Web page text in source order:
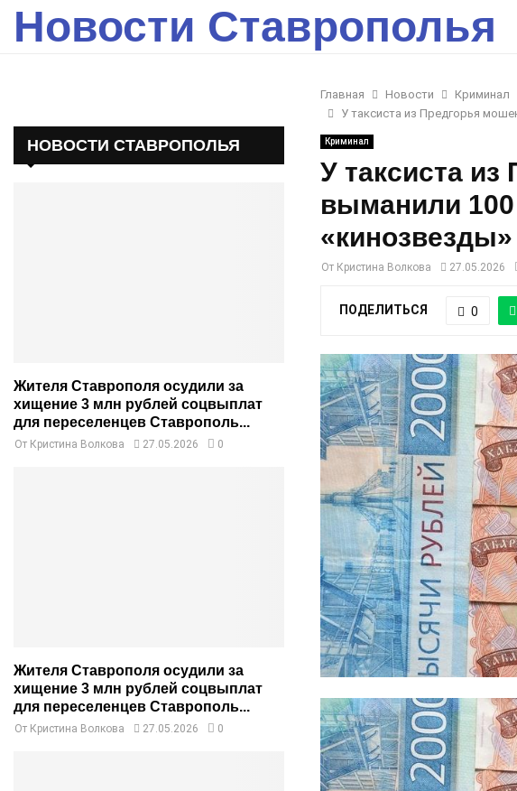
Новости Ставрополья
Главная Новости
Криминал
У таксиста из Предгорья
Криминал
У таксиста
выманили 100
«кинозвезды»
От Кристина Волкова 27.05.2026
ПОДЕЛИТЬСЯ 0
НОВОСТИ СТАВРОПОЛЬЯ
Жителя Ставрополя осудили за
хищение 3 млн рублей соцвыплат
для переселенцев Ставрополь...
От Кристина Волкова 27.05.2026 0
Жителя Ставрополя осудили за
хищение 3 млн рублей соцвыплат
для переселенцев Ставрополь...
От Кристина Волкова 27.05.2026 0